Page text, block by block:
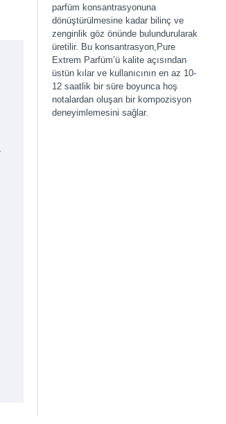
parfüm konsantrasyonuna
dönüştürülmesine kadar bilinç ve
zenginlik göz önünde bulundurularak
üretilir. Bu konsantrasyon,Pure
Extrem Parfüm’ü kalite açısından
üstün kılar ve kullanıcının en az 10-
12 saatlik bir süre boyunca hoş
notalardan oluşan bir kompozisyon
deneyimlemesini sağlar.